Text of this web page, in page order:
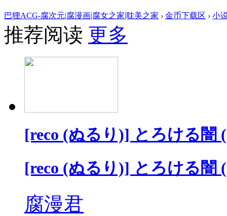
巴狸ACG-腐次元|腐漫画|腐女之家|耽美之家 › 金币下载区 › 小
推荐阅读 更多
[reco (ぬるり)] とろける闇
[reco (ぬるり)] とろける闇
腐漫君